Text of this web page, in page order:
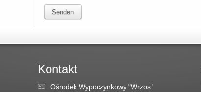
Senden
Kontakt
Ośrodek Wypoczynkowy "Wrzos"